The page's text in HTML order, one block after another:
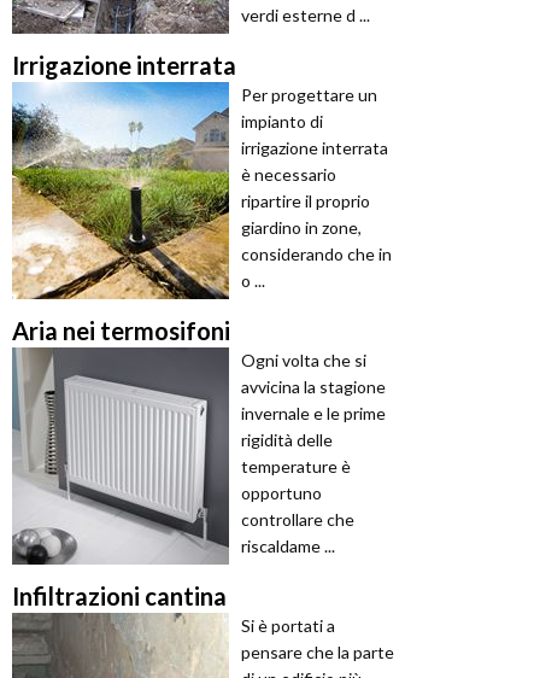
verdi esterne d ...
Irrigazione interrata
Per progettare un
impianto di
irrigazione interrata
è necessario
ripartire il proprio
giardino in zone,
considerando che in
o ...
Aria nei termosifoni
Ogni volta che si
avvicina la stagione
invernale e le prime
rigidità delle
temperature è
opportuno
controllare che
riscaldame ...
Infiltrazioni cantina
Si è portati a
pensare che la parte